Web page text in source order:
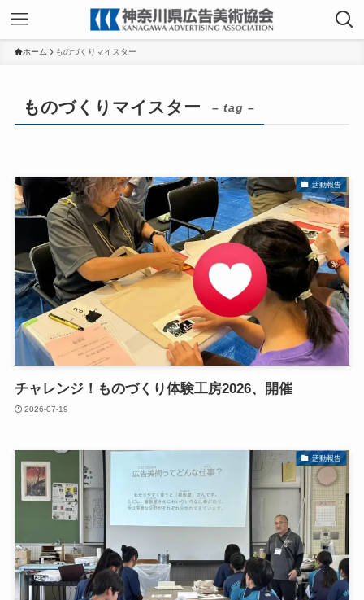
ホーム ものづくりマイスター
ものづくりマイスター – tag –
活動報告
チャレンジ！ものづくり体験工房2026、開催
2026-07-19
活動報告